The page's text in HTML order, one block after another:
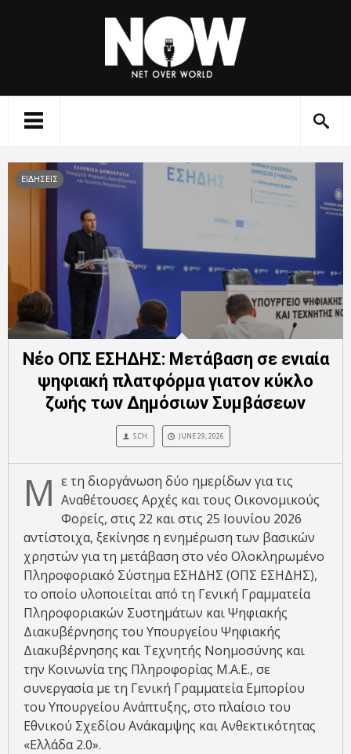
ΕΙΔΗΣΕΙΣ
Νέο ΟΠΣ ΕΣΗΔΗΣ: Μετάβαση σε ενιαία
ψηφιακή πλατφόρμα γιατον κύκλο
ζωής των Δημόσιων Συμβάσεων
S.CH. JUNE 29, 2026
Μ ε τη διοργάνωση δύο ημερίδων για τις
Αναθέτουσες Αρχές και τους Οικονομικούς
Φορείς, στις 22 και στις 25 Ιουνίου 2026
αντίστοιχα, ξεκίνησε η ενημέρωση των βασικών
χρηστών για τη μετάβαση στο νέο Ολοκληρωμένο
Πληροφοριακό Σύστημα ΕΣΗΔΗΣ (ΟΠΣ ΕΣΗΔΗΣ),
το οποίο υλοποιείται από τη Γενική Γραμματεία
Πληροφοριακών Συστημάτων και Ψηφιακής
Διακυβέρνησης του Υπουργείου Ψηφιακής
Διακυβέρνησης και Τεχνητής Noημοσύνης και
την Κοινωνία της Πληροφορίας Μ.Α.Ε., σε
συνεργασία με τη Γενική Γραμματεία Εμπορίου
του Υπουργείου Ανάπτυξης, στο πλαίσιο του
Εθνικού Σχεδίου Ανάκαμψης και Ανθεκτικότητας
«Ελλάδα 2.0».